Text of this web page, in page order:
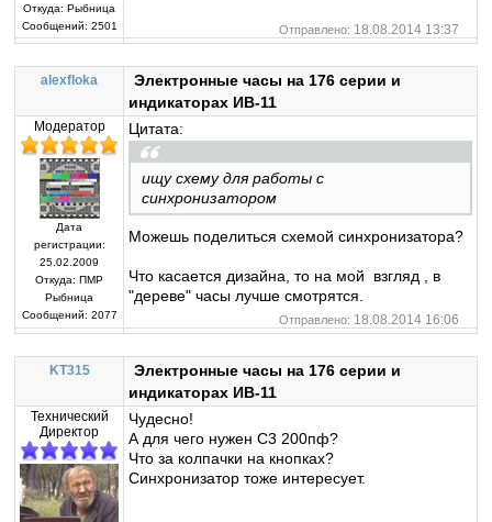
Откуда: Рыбница
Сообщений: 2501 Отправлено: 18.08.2014 13:37
alexfloka
Электронные часы на 176 серии и
индикаторах ИВ-11
Модератор
Дата
регистрации:
25.02.2009
Откуда: ПМР
Рыбница
Сообщений: 2077
Цитата:
ищу схему для работы с
синхронизатором
Можешь поделиться схемой синхронизатора?
Что касается дизайна, то на мой взгляд , в
"дереве" часы лучше смотрятся.
Отправлено: 18.08.2014 16:06
KT315
Электронные часы на 176 серии и
индикаторах ИВ-11
Технический
Директор
Чудесно!
А для чего нужен С3 200пф?
Что за колпачки на кнопках?
Синхронизатор тоже интересует.